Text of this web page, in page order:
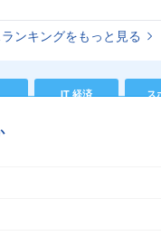
ンキングをもっと見る
IT 経済 ス